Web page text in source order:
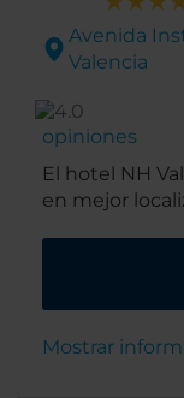
Avenida
Valencia
opiniones
El hotel NH
en mejor
cine IMAX.
pueden
Mostrar